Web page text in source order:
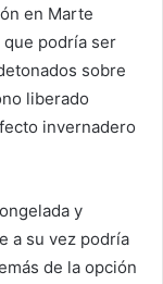
en Marte
podría ser
sobre
liberado
invernadero
y
a su vez podría
de la opción